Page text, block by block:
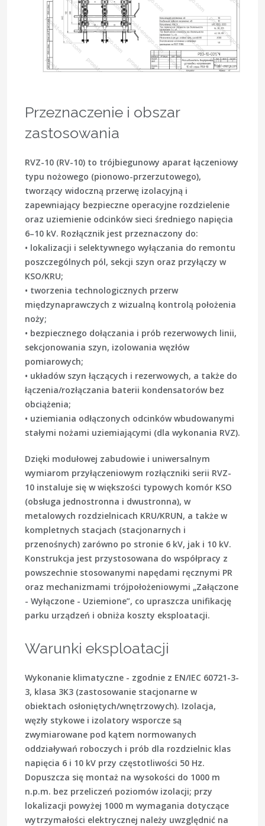
Przeznaczenie i obszar
zastosowania
RVZ-10 (RV-10) to trójbiegunowy aparat łączeniowy
typu nożowego (pionowo-przerzutowego),
tworzący widoczną przerwę izolacyjną i
zapewniający bezpieczne operacyjne rozdzielenie
oraz uziemienie odcinków sieci średniego napięcia
6–10 kV. Rozłącznik jest przeznaczony do:
• lokalizacji i selektywnego wyłączania do remontu
poszczególnych pól, sekcji szyn oraz przyłączy w
KSO/KRU;
• tworzenia technologicznych przerw
międzynaprawczych z wizualną kontrolą położenia
noży;
• bezpiecznego dołączania i prób rezerwowych linii,
sekcjonowania szyn, izolowania węzłów
pomiarowych;
• układów szyn łączących i rezerwowych, a także do
łączenia/rozłączania baterii kondensatorów bez
obciążenia;
• uziemiania odłączonych odcinków wbudowanymi
stałymi nożami uziemiającymi (dla wykonania RVZ).
Dzięki modułowej zabudowie i uniwersalnym
wymiarom przyłączeniowym rozłączniki serii RVZ-
10 instaluje się w większości typowych komór KSO
(obsługa jednostronna i dwustronna), w
metalowych rozdzielnicach KRU/KRUN, a także w
kompletnych stacjach (stacjonarnych i
przenośnych) zarówno po stronie 6 kV, jak i 10 kV.
Konstrukcja jest przystosowana do współpracy z
powszechnie stosowanymi napędami ręcznymi PR
oraz mechanizmami trójpołożeniowymi „Załączone
- Wyłączone - Uziemione”, co upraszcza unifikację
parku urządzeń i obniża koszty eksploatacji.
Warunki eksploatacji
Wykonanie klimatyczne - zgodnie z EN/IEC 60721-3-
3, klasa 3K3 (zastosowanie stacjonarne w
obiektach osłoniętych/wnętrzowych). Izolacja,
węzły stykowe i izolatory wsporcze są
zwymiarowane pod kątem normowanych
oddziaływań roboczych i prób dla rozdzielnic klas
napięcia 6 i 10 kV przy częstotliwości 50 Hz.
Dopuszcza się montaż na wysokości do 1000 m
n.p.m. bez przeliczeń poziomów izolacji; przy
lokalizacji powyżej 1000 m wymagania dotyczące
wytrzymałości elektrycznej należy uwzględnić na